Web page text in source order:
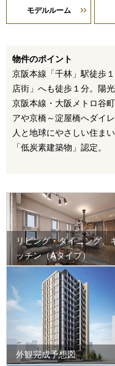
モデルルーム
物件のポイント
京阪本線「千林」駅徒歩
店街」へも徒歩１分。陽
京阪本線・大阪メトロ谷
アや京橋～淀屋橋へダイレ
人と地球にやさしい住ま
「低炭素建築物」認定。
リビング・ダイニング、
ッチン（Aタイプ）
外観完成予想図